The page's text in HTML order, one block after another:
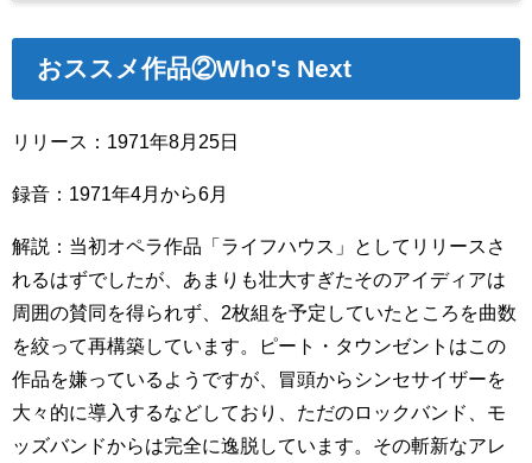
おススメ作品②Who's Next
リリース：1971年8月25日
録音：1971年4月から6月
解説：当初オペラ作品「ライフハウス」としてリリースさ
れるはずでしたが、あまりも壮大すぎたそのアイディアは
周囲の賛同を得られず、2枚組を予定していたところを曲数
を絞って再構築しています。ピート・タウンゼントはこの
作品を嫌っているようですが、冒頭からシンセサイザーを
大々的に導入するなどしており、ただのロックバンド、モ
ッズバンドからは完全に逸脱しています。その斬新なアレ